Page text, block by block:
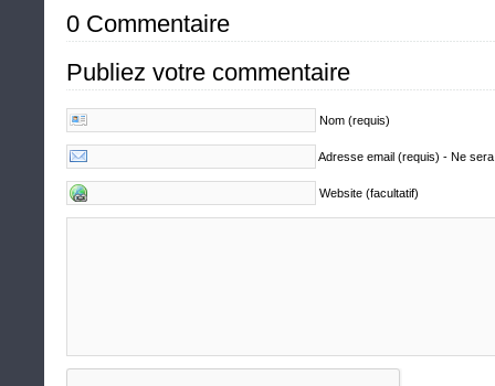
0 Commentaire
Publiez votre commentaire
Nom (requis)
Adresse email (requis) - Ne
Website (facultatif)